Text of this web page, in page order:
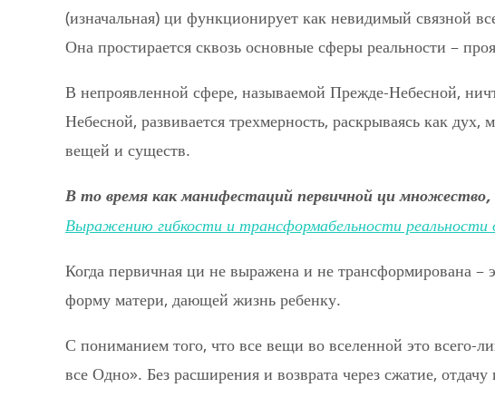
(изначальная) ци функционирует как невидимый связной
Она простирается сквозь основные сферы реальности –
В непроявленной сфере, называемой Прежде-Небесной,
Небесной, развивается трехмерность, раскрываясь как
вещей и существ.
В то время как манифестаций первичной ци множество,
Выражению гибкости и трансформабельности
Когда первичная ци не выражена и не трансформирована
форму матери, дающей жизнь ребенку.
С пониманием того, что все вещи во вселенной это
все Одно». Без расширения и возврата через сжатие,